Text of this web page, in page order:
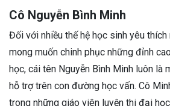
Cô Nguyễn Bình Minh
Đối với nhiều thế hệ học sinh yêu
mong muốn chinh phục những đỉnh
học, cái tên Nguyễn Bình Minh luôn là
hỗ trợ trên con đường học vấn. Cô
trong những giáo viên luyện thi đại